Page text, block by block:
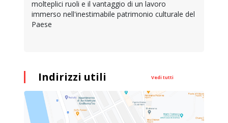
molteplici ruoli e il vantaggio di un lavoro
immerso nell'inestimabile patrimonio culturale del
Paese
Indirizzi utili Vedi tutti